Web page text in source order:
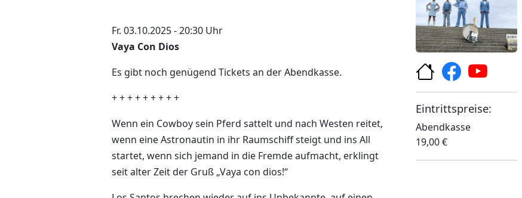
Fr. 03.10.2025 - 20:30 Uhr
Vaya Con Dios
Es gibt noch genügend Tickets an der Abendkasse.
+ + + + + + + + +
Wenn ein Cowboy sein Pferd sattelt und nach Westen reitet,
wenn eine Astronautin in ihr Raumschiff steigt und ins All
startet, wenn sich jemand in die Fremde aufmacht, erklingt
seit alter Zeit der Gruß „Vaya con dios!“
Eintrittspreise:
Abendkasse
19,00 €